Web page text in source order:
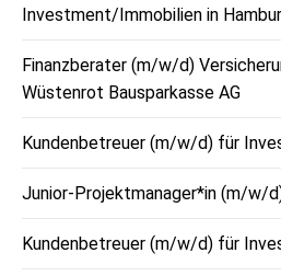
Investment/Immobilien in
Finanzberater (m/w/d)
Wüstenrot Bausparkasse AG
Kundenbetreuer (m/w/d) für
Junior-Projektmanager*in (m/w/
Kundenbetreuer (m/w/d) für